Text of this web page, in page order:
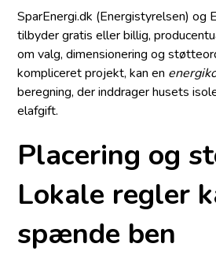
SparEnergi.dk (Energistyrelsen) og
tilbyder gratis eller billig,
om valg, dimensionering og
kompliceret projekt, kan en
beregning, der inddrager husets
elafgift.
Placering og
Lokale regler
spænde ben